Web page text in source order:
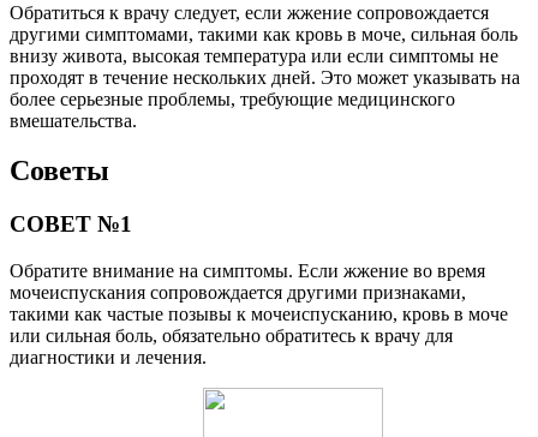
Обратиться к врачу следует, если жжение сопровождается
другими симптомами, такими как кровь в моче, сильная боль
внизу живота, высокая температура или если симптомы не
проходят в течение нескольких дней. Это может указывать на
более серьезные проблемы, требующие медицинского
вмешательства.
Советы
СОВЕТ №1
Обратите внимание на симптомы. Если жжение во время
мочеиспускания сопровождается другими признаками,
такими как частые позывы к мочеиспусканию, кровь в моче
или сильная боль, обязательно обратитесь к врачу для
диагностики и лечения.